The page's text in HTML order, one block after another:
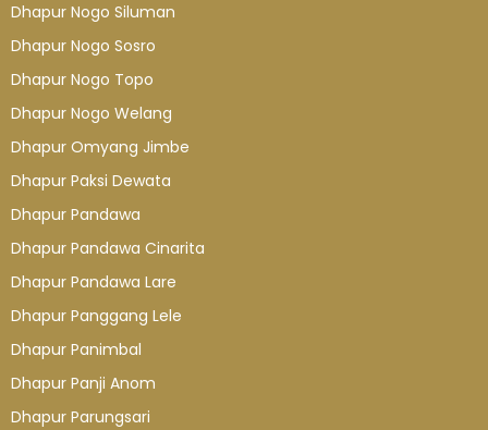
Dhapur Nogo Siluman
Dhapur Nogo Sosro
Dhapur Nogo Topo
Dhapur Nogo Welang
Dhapur Omyang Jimbe
Dhapur Paksi Dewata
Dhapur Pandawa
Dhapur Pandawa Cinarita
Dhapur Pandawa Lare
Dhapur Panggang Lele
Dhapur Panimbal
Dhapur Panji Anom
Dhapur Parungsari